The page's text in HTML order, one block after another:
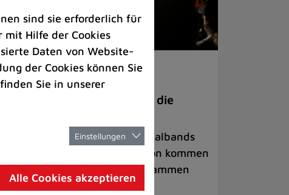
Veranstaltungen
„Manege Madness“ bringt die
Internationale Rock- und Metalbands
und starke Acts aus der Region kommen
am 17. Oktober in Lintorf zusammen
sind sie erforderlich für
Hilfe der Cookies
Daten von Website-
der Cookies können Sie
Sie in unserer
Einstellungen
Alle Cookies akzeptieren